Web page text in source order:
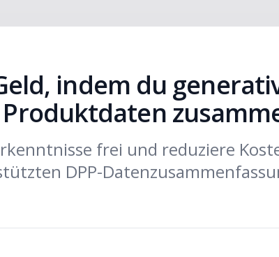
indem du
frei und reduziere
DPP-